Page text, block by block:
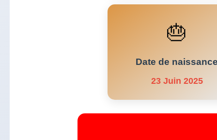
🎂
Date de
23 Juin 2025